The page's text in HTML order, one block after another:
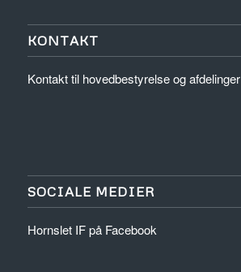
KONTAKT
Kontakt til hovedbestyrelse og afdelinger
SOCIALE MEDIER
Hornslet IF på Facebook